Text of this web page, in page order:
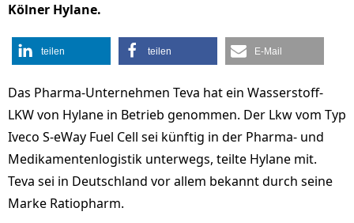
Kölner Hylane.
teilen teilen E-Mail
Das Pharma-Unternehmen Teva hat ein Wasserstoff-
LKW von Hylane in Betrieb genommen. Der Lkw vom Typ
Iveco S-eWay Fuel Cell sei künftig in der Pharma- und
Medikamentenlogistik unterwegs, teilte Hylane mit.
Teva sei in Deutschland vor allem bekannt durch seine
Marke Ratiopharm.